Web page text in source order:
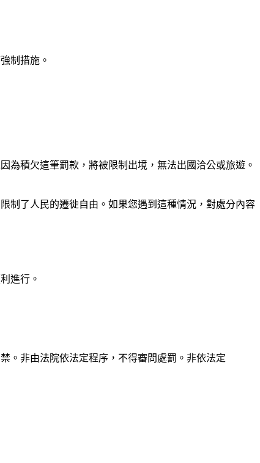
制措施。
為積欠這筆罰款，將被限制出境，無法出國洽公或旅遊。
制了人民的遷徙自由。如果您遇到這種情況，對處分內容
進行。
。非由法院依法定程序，不得審問處罰。非依法定